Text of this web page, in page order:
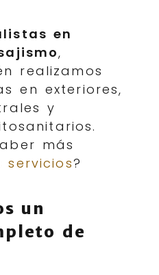
en
,
realizamos
en exteriores,
y
más
servicios?
un
de